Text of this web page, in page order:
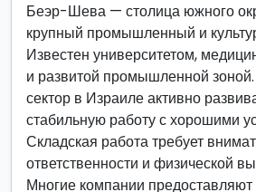
Беэр-Шева — столица южного
крупный промышленный и
Известен университетом,
и развитой промышленной зоной.
сектор в Израиле активно
стабильную работу с хорошими
Складская работа требует
ответственности и физической
Многие компании